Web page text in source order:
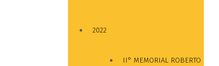
2022
II° MEMORIAL ROBERTO